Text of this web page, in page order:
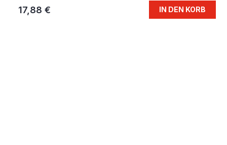
17,88 € IN DEN KORB